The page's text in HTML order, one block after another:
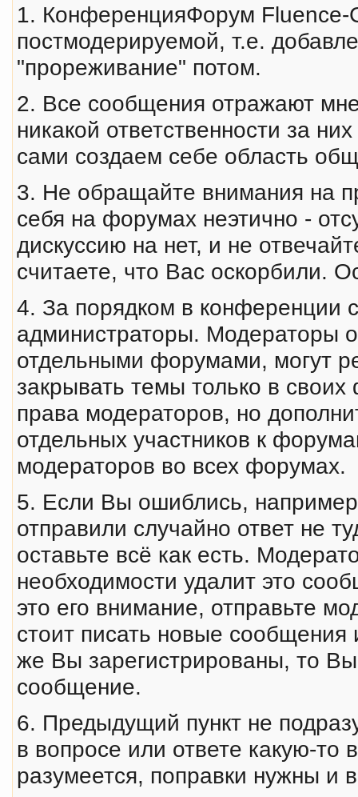
1. КонференцияФорум Fluence-
постмодерируемой, т.е.
"прореживание" потом.
2. Все сообщения отражают
никакой ответственности за
сами создаем себе область
3. Не обращайте внимания на
себя на форумах неэтично -
дискуссию на нет, и не
считаете, что Вас оскорбили.
4. За порядком в конференции
администраторы. Модераторы
отдельными форумами, могут
закрывать темы только в
права модераторов, но
отдельных участников к
модераторов во всех форумах.
5. Если Вы ошиблись,
отправили случайно ответ не
оставьте всё как есть.
необходимости удалит это
это его внимание, отправьте
стоит писать новые
же Вы зарегистрированы, то
сообщение.
6. Предыдущий пункт не
в вопросе или ответе какую-
разумеется, поправки нужны и